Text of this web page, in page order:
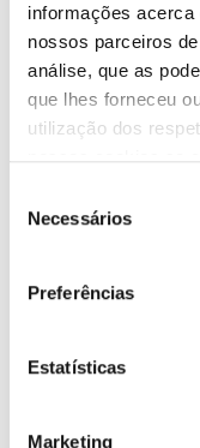
informações
nossos parceiros
análise, que as
que lhes forneceu
utilização dos
Necessários
Preferências
Estatísticas
Marketing